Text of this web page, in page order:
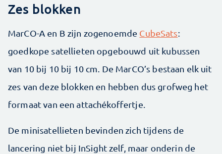
Zes blokken
MarCO-A en B zijn zogenoemde CubeSats:
goedkope satellieten opgebouwd uit kubussen
van 10 bij 10 bij 10 cm. De MarCO’s bestaan elk uit
zes van deze blokken en hebben dus grofweg het
formaat van een attachékoffertje.
De minisatellieten bevinden zich tijdens de
lancering niet bij InSight zelf, maar onderin de